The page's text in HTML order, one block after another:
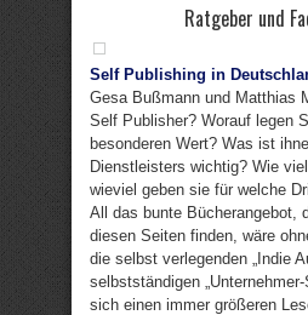
Ratgeber und
Self Publishing in
Gesa Bußmann und Matthias
Self Publisher? Worauf legen
besonderen Wert? Was ist
Dienstleisters wichtig? Wie
wieviel geben sie für welche
All das bunte Bücherangebot,
diesen Seiten finden, wäre
die selbst verlegenden „Indie
selbstständigen
sich einen immer größeren